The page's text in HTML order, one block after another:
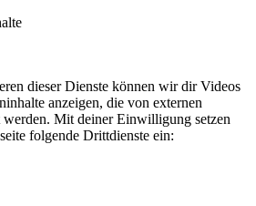
dieser Dienste können wir dir Videos
anzeigen, die von externen
werden. Mit deiner Einwilligung setzen
folgende Drittdienste ein: